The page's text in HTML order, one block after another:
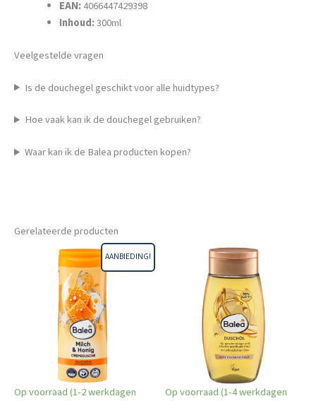
EAN: 4066447429398
Inhoud:300ml
Veelgestelde vragen
Is de douchegel geschikt voor alle huidtypes?
Hoe vaak kan ik de douchegel gebruiken?
Waar kan ik de Balea producten kopen?
Gerelateerde producten
AANBIEDING!
Op voorraad (1-2 werkdagen
Op voorraad (1-4 werkdagen